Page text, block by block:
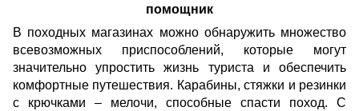
помощник
В походных магазинах можно обнаружить множество
всевозможных приспособлений, которые могут
значительно упростить жизнь туриста и обеспечить
комфортные путешествия. Карабины, стяжки и резинки
с крючками – мелочи, способные спасти поход. С